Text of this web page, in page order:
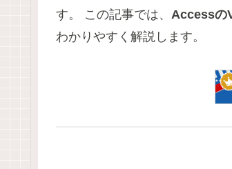
す。 この記事では、 Accessの
わかりやすく解説します。